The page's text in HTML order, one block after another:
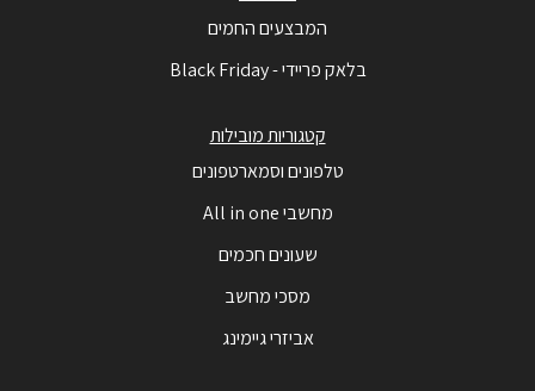
המבצעים החמים
בלאק פריידי - Black Friday
קטגוריות מובילות
טלפונים וסמארטפונים
מחשבי All in one
שעונים חכמים
מסכי מחשב
אביזרי גיימינג